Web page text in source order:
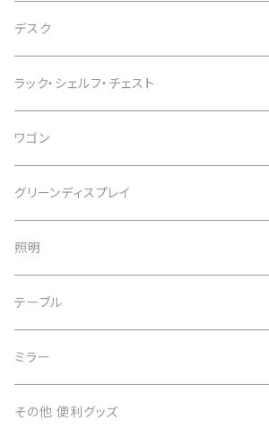
オフィスチェア
インテリアチェア
カウンターチェア
スツール
デスク
デスク
スタンディングデスク
デスクワゴン
デスク周辺用品
子供用デスク
ラック・シェルフ・チェスト
ワゴン
グリーンディスプレイ
照明
テーブル
テーブル
サイドテーブル
ミラー
その他 便利グッズ